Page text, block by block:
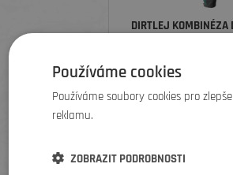
DIRTLEJ KOMBINÉZA
8 890 Kč
Používáme cookies
Používáme soubory cookies pro
reklamu.
ZOBRAZIT PODROBNOSTI